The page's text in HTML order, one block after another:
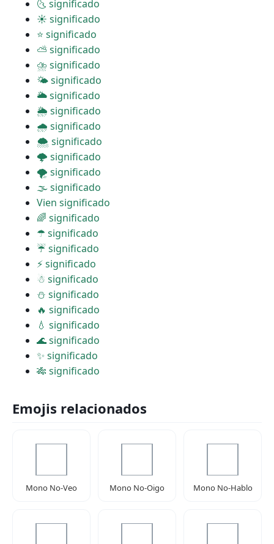
🌜 significado
☀ significado
⭐ significado
⛅ significado
⛈ significado
🌤 significado
🌥 significado
🌦 significado
🌧 significado
🌨 significado
🌩 significado
🌪 significado
🌫 significado
Vien significado
🌈 significado
☂ significado
☔ significado
⚡ significado
☃ significado
⛄ significado
🔥 significado
💧 significado
🌊 significado
✨ significado
🎋 significado
Emojis relacionados
Mono No-Veo Mono No-Oigo Mono No-Hablo